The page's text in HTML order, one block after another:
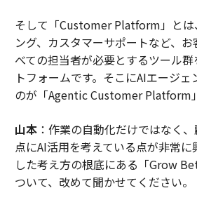
そして「Customer Platform」とは
ング、カスタマーサポートなど、
べての担当者が必要とするツール
トフォームです。そこにAIエージ
のが「Agentic Customer Platform
山本：作業の自動化だけではなく
点にAI活用を考えている点が非常に
した考え方の根底にある「Grow
ついて、改めて聞かせてください。